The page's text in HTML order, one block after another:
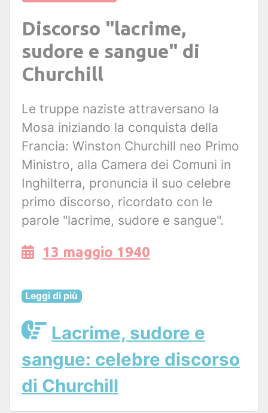
Discorso "lacrime,
sudore e sangue" di
Churchill
Le truppe naziste attraversano la
Mosa iniziando la conquista della
Francia: Winston Churchill neo Primo
Ministro, alla Camera dei Comuni in
Inghilterra, pronuncia il suo celebre
primo discorso, ricordato con le
parole "lacrime, sudore e sangue".
13 maggio 1940
Leggi di più
Lacrime, sudore e
sangue: celebre discorso
di Churchill